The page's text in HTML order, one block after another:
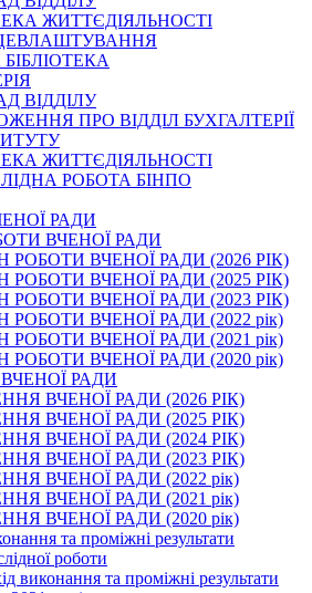
ЖИТТЄДІЯЛЬНОСТІ
ВІДДІЛУ
ПРО ВІДДІЛ БУХГАЛТЕРІЇ
ЖИТТЄДІЯЛЬНОСТІ
РОБОТА БІНПО
РАДИ
ВЧЕНОЇ РАДИ
РОБОТИ ВЧЕНОЇ РАДИ (2026 РІК)
РОБОТИ ВЧЕНОЇ РАДИ (2025 РІК)
РОБОТИ ВЧЕНОЇ РАДИ (2023 РІК)
РОБОТИ ВЧЕНОЇ РАДИ (2022 рік)
РОБОТИ ВЧЕНОЇ РАДИ (2021 рік)
РОБОТИ ВЧЕНОЇ РАДИ (2020 рік)
РАДИ
ВЧЕНОЇ РАДИ (2026 РІК)
ВЧЕНОЇ РАДИ (2025 РІК)
ВЧЕНОЇ РАДИ (2024 РІК)
ВЧЕНОЇ РАДИ (2023 РІК)
ВЧЕНОЇ РАДИ (2022 рік)
ВЧЕНОЇ РАДИ (2021 рік)
ВЧЕНОЇ РАДИ (2020 рік)
та проміжні результати
роботи
виконання та проміжні результати